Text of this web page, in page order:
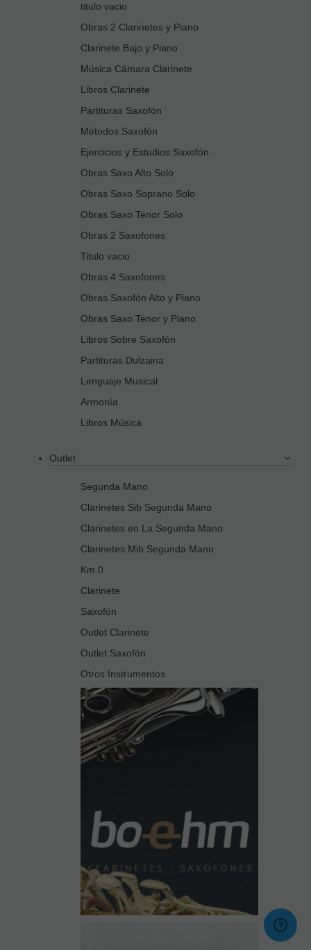
titulo vacio
Obras 2 Clarinetes y Piano
Clarinete Bajo y Piano
Música Cámara Clarinete
Libros Clarinete
Partituras Saxofón
Métodos Saxofón
Ejercicios y Estudios Saxofón
Obras Saxo Alto Solo
Obras Saxo Soprano Solo
Obras Saxo Tenor Solo
Obras 2 Saxofones
Titulo vacio
Obras 4 Saxofones
Obras Saxofón Alto y Piano
Obras Saxo Tenor y Piano
Libros Sobre Saxofón
Partituras Dulzaina
Lenguaje Musical
Armonía
Libros Música
Outlet
Segunda Mano
Clarinetes Sib Segunda Mano
Clarinetes en La Segunda Mano
Clarinetes Mib Segunda Mano
Km 0
Clarinete
Saxofón
Outlet Clarinete
Outlet Saxofón
Otros Instrumentos